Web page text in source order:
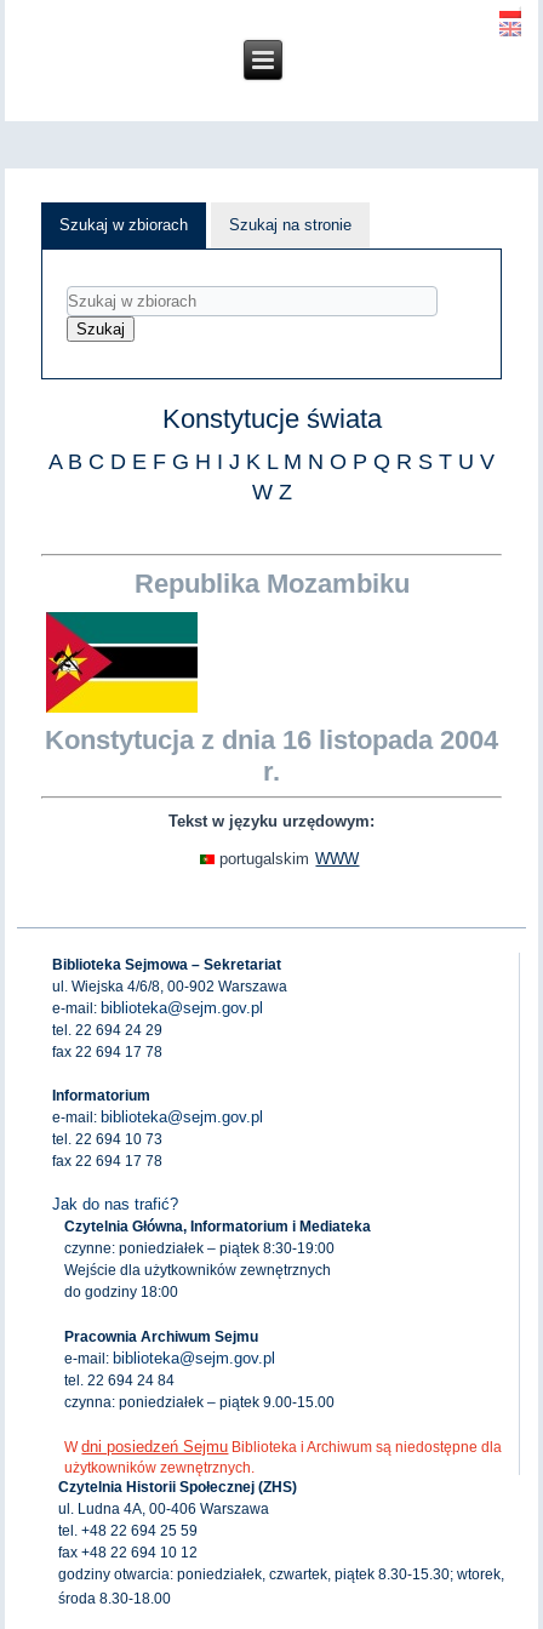
Szukaj w zbiorach Szukaj na stronie
Konstytucje świata
A B C D E F G H I J K L M N O P Q R S T U V
W Z
Republika Mozambiku
Konstytucja z dnia 16 listopada 2004
r.
Tekst w języku urzędowym:
portugalskim WWW
Biblioteka Sejmowa – Sekretariat
ul. Wiejska 4/6/8, 00-902 Warszawa
e-mail: biblioteka@sejm.gov.pl
tel. 22 694 24 29
fax 22 694 17 78
Informatorium
e-mail: biblioteka@sejm.gov.pl
tel. 22 694 10 73
fax 22 694 17 78
Jak do nas trafić?
Czytelnia Główna, Informatorium i Mediateka
czynne: poniedziałek – piątek 8:30-19:00
Wejście dla użytkowników zewnętrznych
do godziny 18:00
Pracownia Archiwum Sejmu
e-mail: biblioteka@sejm.gov.pl
tel. 22 694 24 84
czynna: poniedziałek – piątek 9.00-15.00
Wdni posiedzeń Sejmu Biblioteka i Archiwum są niedostępne dla
użytkowników zewnętrznych.
Czytelnia Historii Społecznej (ZHS)
ul. Ludna 4A, 00-406 Warszawa
tel. +48 22 694 25 59
fax +48 22 694 10 12
godziny otwarcia: poniedziałek, czwartek, piątek 8.30-15.30; wtorek,
środa 8.30-18.00